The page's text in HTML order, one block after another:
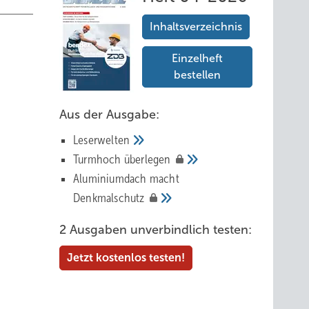
Inhaltsverzeichnis
Einzelheft
bestellen
Aus der Ausgabe:
Leserwelten
Tur mhoch überlegen
Aluminiumdach macht
Denkmalschutz
2 Ausgaben unverbindlich testen:
Jetzt kostenlos testen!